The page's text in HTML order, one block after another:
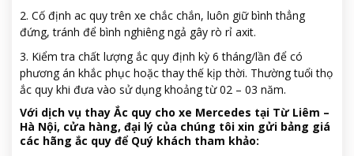
2. Cố định ac quy trên xe chắc chắn, luôn giữ bình thẳng
đứng, tránh để bình nghiêng ngả gây rò rỉ axit.
3. Kiểm tra chất lượng ắc quy định kỳ 6 tháng/lần để có
phương án khắc phục hoặc thay thế kịp thời. Thường tuổi thọ
ắc quy khi đưa vào sử dụng khoảng từ 02 – 03 năm.
Với dịch vụ thay Ắc quy cho xe Mercedes tại Từ Liêm –
Hà Nội, cửa hàng, đại lý của chúng tôi xin gửi bảng giá
các hãng ắc quy để Quý khách tham khảo: